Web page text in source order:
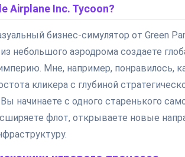
Airplane Inc. Tycoon?
бизнес-симулятор от Green
небольшого аэродрома создаете
Мне, например, понравилось,
кликера с глубиной
начинаете с одного старенького
флот, открываете новые